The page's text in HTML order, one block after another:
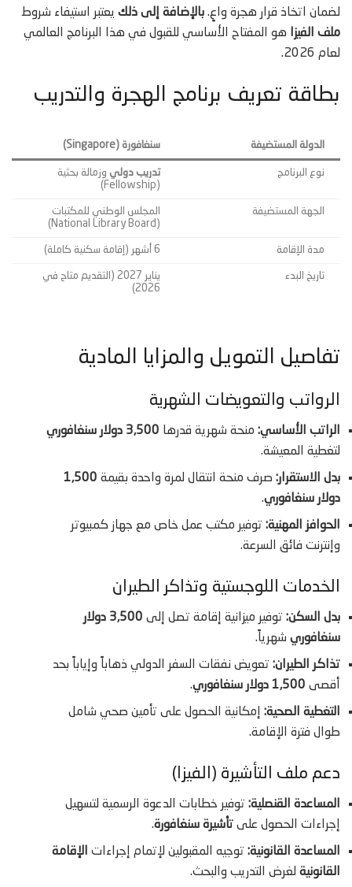
لضمان اتخاذ قرار هجرة واعٍ. بالإضافة إلى ذلك يعتبر استيفاء شروط
ملف الفيزا
هو المفتاح الأساسي للقبول في هذا البرنامج العالمي
لعام 2026.
بطاقة تعريف برنامج الهجرة والتدريب
الدولة المستضيفة سنغافورة (Singapore)
نوع البرنامج تدريب دولي وزمالة بحثية
(Fellowship)
الجهة المستضيفة
المجلس الوطني للمكتبات
(National Library Board)
مدة الإقامة 6 أشهر (إقامة سكنية كاملة)
تاريخ البدء
يناير 2027 (التقديم متاح في
2026)
تفاصيل التمويل والمزايا المادية
الرواتب والتعويضات الشهرية
الراتب الأساسي: منحة شهرية قدرها 3,500 دولار سنغافوري
لتغطية المعيشة.
بدل الاستقرار: صرف منحة انتقال لمرة واحدة بقيمة 1,500
دولار سنغافوري.
الحوافز المهنية: توفير مكتب عمل خاص مع جهاز كمبيوتر
وإنترنت فائق السرعة.
الخدمات اللوجستية وتذاكر الطيران
بدل السكن: توفير ميزانية إقامة تصل إلى
3,500 دولار
سنغافوري شهرياً.
تذاكر الطيران: تعويض نفقات السفر الدولي ذهاباً وإياباً بحد
أقصى 1,500 دولار سنغافوري .
التغطية الصحية: إمكانية الحصول على تأمين صحي شامل
طوال فترة الإقامة.
دعم ملف التأشيرة (الفيزا)
المساعدة القنصلية: توفير خطابات الدعوة الرسمية لتسهيل
إجراءات الحصول على تأشيرة سنغافورة.
المساعدة القانونية: توجيه المقبولين لإتمام إجراءات الإقامة
القانونية لغرض التدريب والبحث.